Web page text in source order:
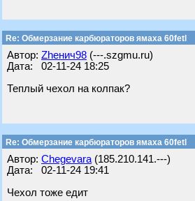
Re: Обмерзание карбюраторов ямаха 60fetl
Автор: Zhенич98 (---.szgmu.ru)
Дата: 02-11-24 18:25
Теплый чехол на колпак?
Re: Обмерзание карбюраторов ямаха 60fetl
Автор: Chegevara (185.210.141.---)
Дата: 02-11-24 19:41
Чехол тоже едит